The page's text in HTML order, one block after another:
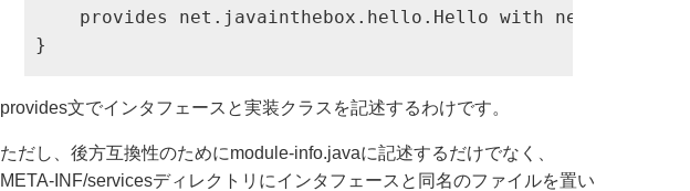
provides net.javainthebox.hello.Hello with
}
provides文でインタフェースと実装クラスを記述するわけです。
ただし、後方互換性のためにmodule-info.javaに記述するだけでなく、
META-INF/servicesディレクトリにインタフェースと同名のファイルを置い